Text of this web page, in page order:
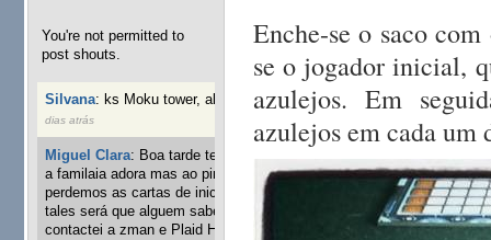
You're not permitted to
post shouts.
Silvana: ks Moku tower, alguém interessado?
40 semanas 3
dias atrás
Miguel Clara: Boa tarde tenho jogo Mice and mistics que
a familaia adora mas ao pintarmos as miniaturas
perdemos as cartas de iniciaticva da expanção downood
tales será que alguem sabe onde adquirir as cartas já
contactei a zman e Plaid Hat e nada
Enche-se o saco
se o jogador inicial,
azulejos. Em
azulejos em cada um